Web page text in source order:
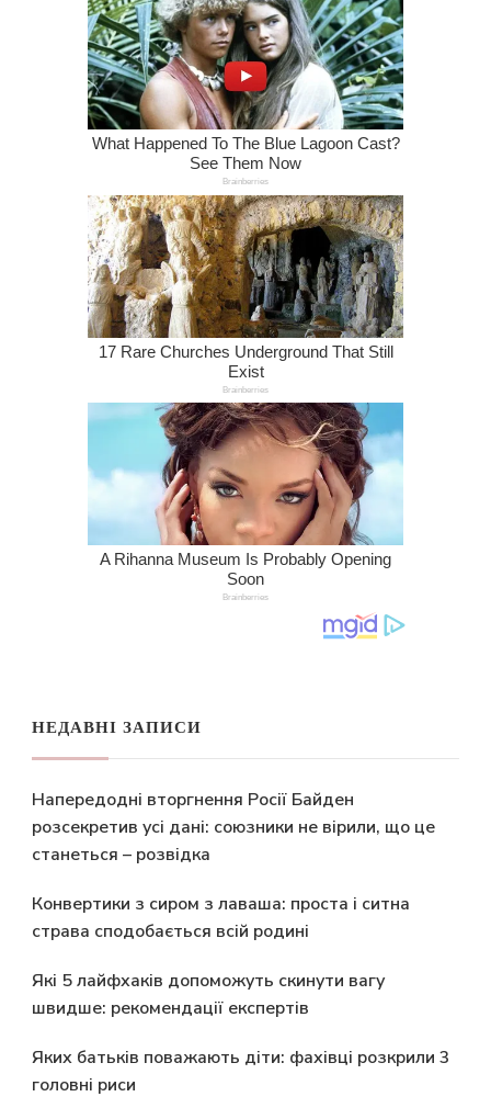
НЕДАВНІ ЗАПИСИ
Напередодні вторгнення Росії Байден
розсекретив усі дані: союзники не вірили, що це
станеться – розвідка
Конвертики з сиром з лаваша: проста і ситна
страва сподобається всій родині
Які 5 лайфхаків допоможуть скинути вагу
швидше: рекомендації експертів
Яких батьків поважають діти: фахівці розкрили 3
головні риси